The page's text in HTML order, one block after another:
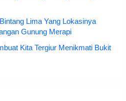
Lima Yang Lokasinya
Gunung Merapi
Kita Tergiur Menikmati Bukit